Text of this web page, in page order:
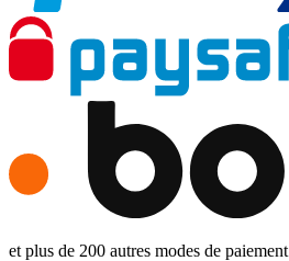
et plus de 200 autres modes de paiement